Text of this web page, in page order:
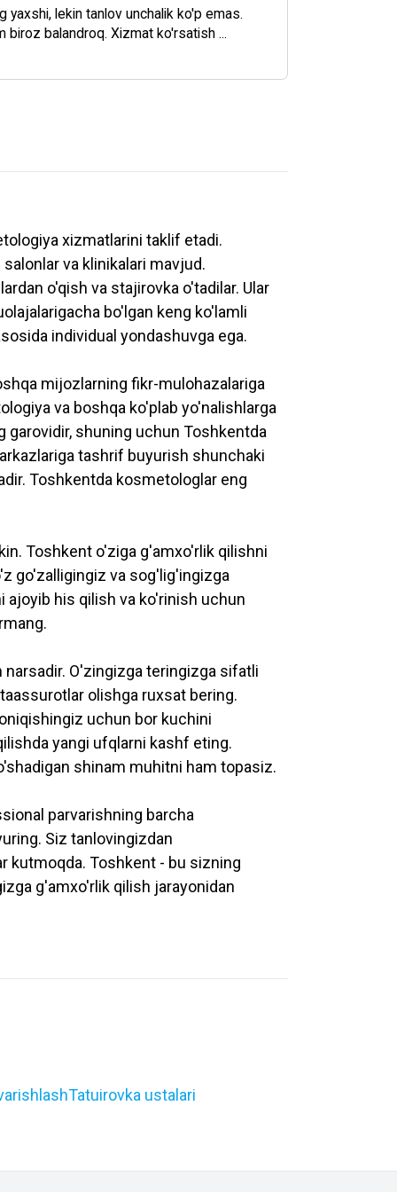
yaxshi, lekin tanlov unchalik ko'p emas.
biroz balandroq. Xizmat ko'rsatish ...
xizmatlarini taklif etadi.
va klinikalari mavjud.
o'qish va stajirovka o'tadilar. Ular
bo'lgan keng ko'lamli
individual yondashuvga ega.
mijozlarning fikr-mulohazalariga
va boshqa ko'plab yo'nalishlarga
shuning uchun Toshkentda
tashrif buyurish shunchaki
Toshkentda kosmetologlar eng
Toshkent o'ziga g'amxo'rlik qilishni
go'zalligingiz va sog'lig'ingizga
ajoyib his qilish va ko'rinish uchun
O'zingizga teringizga sifatli
olishga ruxsat bering.
uchun bor kuchini
yangi ufqlarni kashf eting.
shinam muhitni ham topasiz.
parvarishning barcha
Siz tanlovingizdan
kutmoqda. Toshkent - bu sizning
g'amxo'rlik qilish jarayonidan
Tatuirovka ustalari